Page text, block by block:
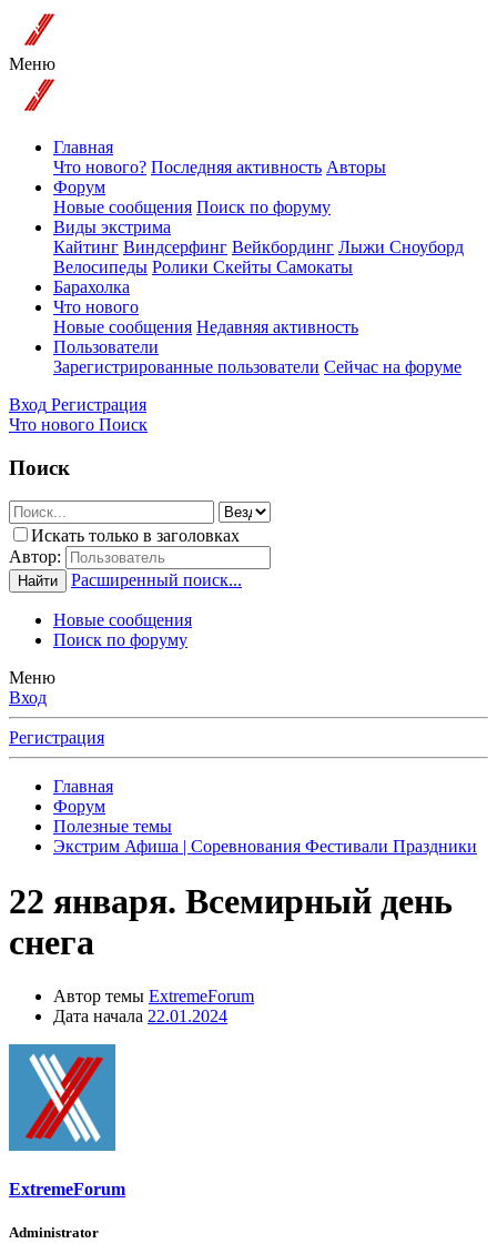
Меню
Главная
Что нового? Последняя активность Авторы
Форум
Новые сообщения Поиск по форуму
Виды экстрима
Кайтинг Виндсерфинг Вейкбординг Лыжи Сноуборд
Велосипеды Ролики Скейты Самокаты
Барахолка
Что нового
Новые сообщения Недавняя активность
Пользователи
Зарегистрированные пользователи Сейчас на форуме
Вход Регистрация
Что нового Поиск
Поиск
Искать только в заголовках
Автор:
Найти Расширенный поиск...
Новые сообщения
Поиск по форуму
Меню
Вход
Регистрация
Главная
Форум
Полезные темы
Экстрим Афиша | Соревнования Фестивали Праздники
22 января. Всемирный день
снега
Автор темы ExtremeForum
Дата начала 22.01.2024
ExtremeForum
Administrator